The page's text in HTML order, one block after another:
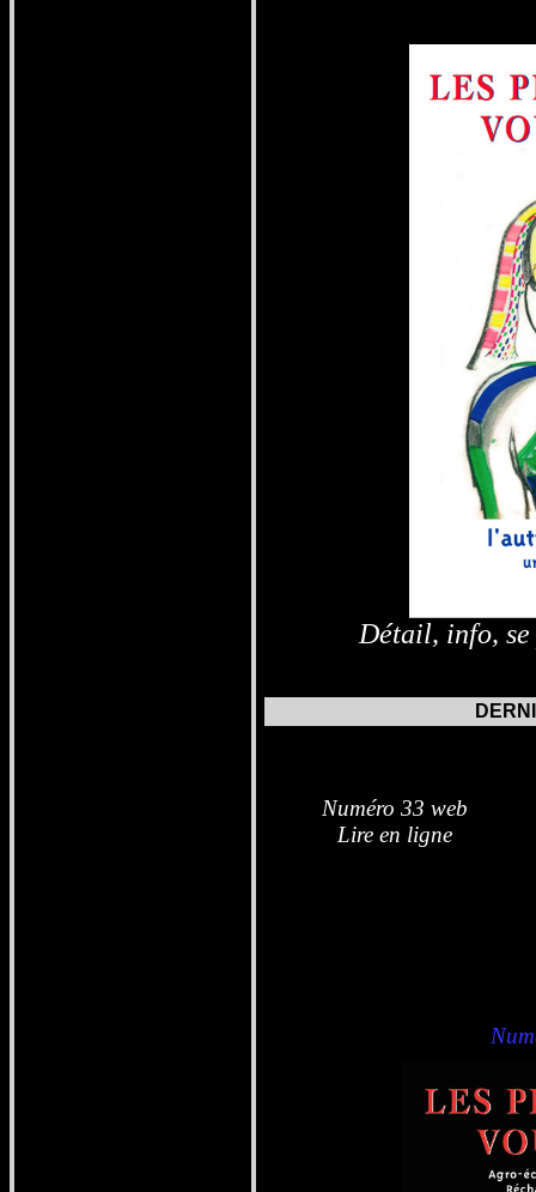
Détail, info,
Numéro 33 web
Lire en ligne